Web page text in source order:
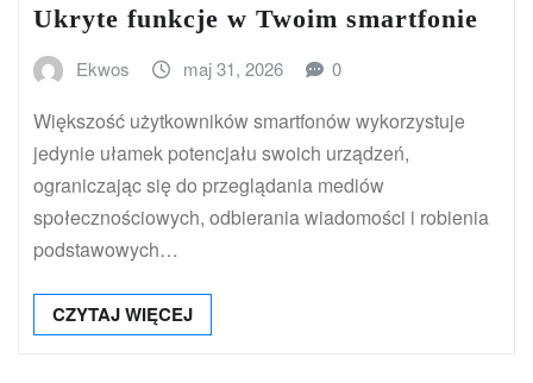
Ukryte funkcje w Twoim smartfonie
Ekwos maj 31, 2026 0
Większość użytkowników smartfonów wykorzystuje
jedynie ułamek potencjału swoich urządzeń,
ograniczając się do przeglądania mediów
społecznościowych, odbierania wiadomości i robienia
podstawowych…
CZYTAJ WIĘCEJ